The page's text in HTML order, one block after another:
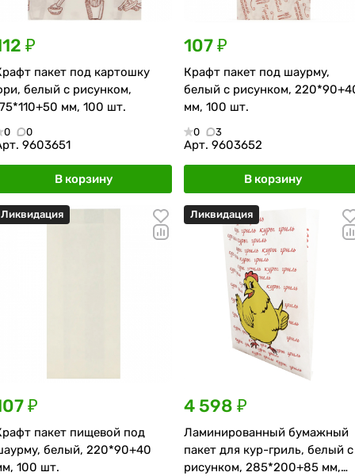
₽
пакет под картошку
белый с рисунком,
мм, 100 шт.
0 0
9603651
В корзину
107 ₽
Крафт пакет под шаурму,
белый с рисунком,
мм, 100 шт.
0 3
Арт. 9603652
В корзину
Ликвидация
₽
пакет пищевой под
белый, 220*90+40
100 шт.
Ликвидация
4 598 ₽
Ламинированный бумажный
пакет для кур-гриль, белый с
рисунком, 285*200+85 мм,